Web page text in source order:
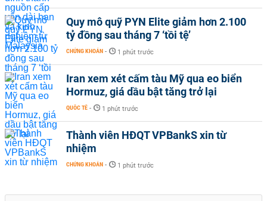
Quy mô quỹ PYN Elite giảm hơn 2.100
tỷ đồng sau tháng 7 ‘tồi tệ’
CHỨNG KHOÁN - 1 phút trước
Iran xem xét cấm tàu Mỹ qua eo biển
Hormuz, giá dầu bật tăng trở lại
QUỐC TẾ - 1 phút trước
Thành viên HĐQT VPBankS xin từ
nhiệm
CHỨNG KHOÁN - 1 phút trước